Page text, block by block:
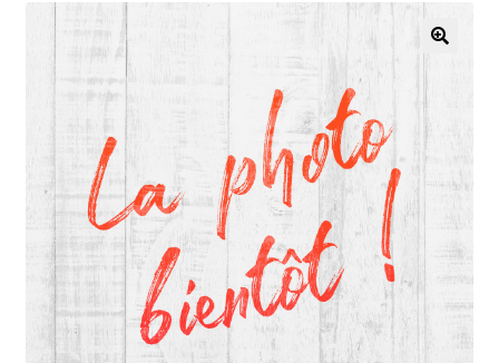
NOS BOUTIQUES
MON COMPTE